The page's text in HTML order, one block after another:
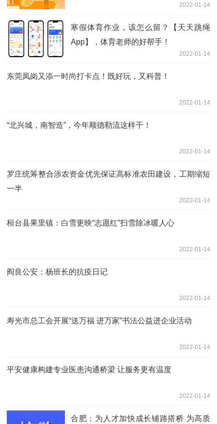
2022-01-14
寒假体育作业，该怎么留？【天天跳绳
App】，体育老师的好帮手！
2022-01-14
东莞凤岗又添一时尚打卡点！既好玩，又科普！
2022-01-14
“北兴城，南智造”，今年顺德勒流这样干！
2022-01-14
罗庄统筹整合涉农资金优先保证高标准农田建设，工期缩短
一半
2022-01-14
桓台县果里镇：白雪更映“志愿红”扫雪除冰暖人心
2022-01-14
阎良公安：杨班长的抗疫日记
2022-01-14
寿光市总工会开展“送万福 进万家”书法公益进企业活动
2022-01-14
平安健康构建专业医患沟通桥梁 让服务更有温度
2022-01-14
合肥：为人才加快成长铺路搭桥 为高质